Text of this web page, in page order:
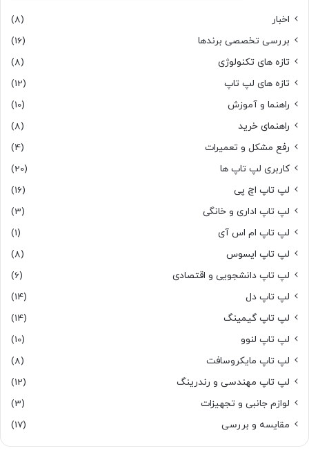
اخبار
(8)
بررسی تخصصی برندها
(16)
تازه های تکنولوژی
(8)
تازه های لپ تاپ
(12)
راهنما و آموزش
(10)
راهنمای خرید
(8)
رفع مشکل و تعمیرات
(4)
کاربری لپ تاپ ها
(20)
لپ تاپ اچ پی
(16)
لپ تاپ اداری و خانگی
(3)
لپ تاپ ام اس آی
(1)
لپ تاپ ایسوس
(8)
لپ تاپ دانشجویی و اقتصادی
(6)
لپ تاپ دل
(14)
لپ تاپ گیمینگ
(14)
لپ تاپ لنوو
(10)
لپ تاپ مایکروسافت
(8)
لپ تاپ مهندسی و رندرینگ
(12)
لوازم جانبی و تجهیزات
(3)
مقایسه و بررسی
(17)